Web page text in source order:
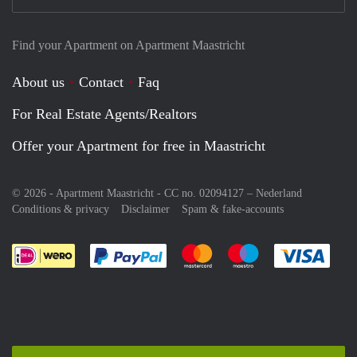
Find your Apartment on Apartment Maastricht
About us Contact
Faq
For Real Estate Agents/Realtors
Offer your Apartment for free in Maastricht
© 2026 - Apartment Maastricht - CC no. 02094127 – Nederland
Conditions & privacy
Disclaimer Spam & fake-accounts
Pay easily with :payment method
Pay easily with :payment
Pay easily with